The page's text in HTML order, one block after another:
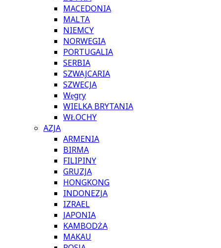
MACEDONIA
MALTA
NIEMCY
NORWEGIA
PORTUGALIA
SERBIA
SZWAJCARIA
SZWECJA
Węgry
WIELKA BRYTANIA
WŁOCHY
AZJA
ARMENIA
BIRMA
FILIPINY
GRUZJA
HONGKONG
INDONEZJA
IZRAEL
JAPONIA
KAMBODŻA
MAKAU